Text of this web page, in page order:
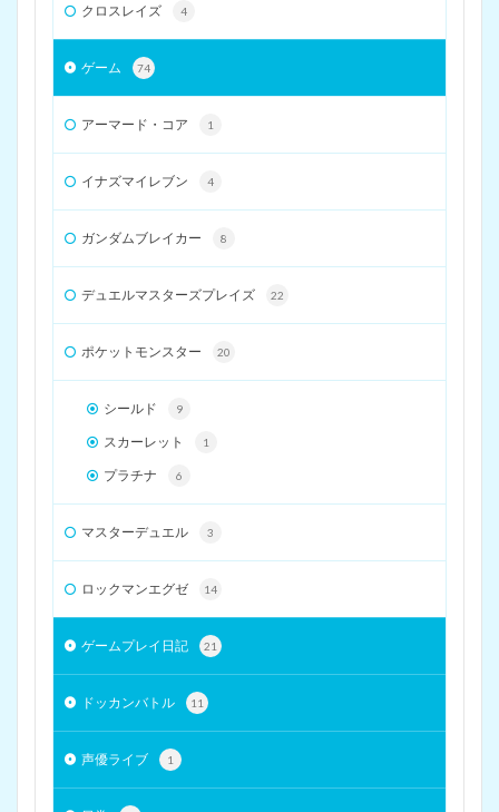
クロスレイズ 4
ゲーム 74
アーマード・コア 1
イナズマイレブン 4
ガンダムブレイカー 8
デュエルマスターズプレイズ 22
ポケットモンスター 20
シールド 9
スカーレット 1
プラチナ 6
マスターデュエル 3
ロックマンエグゼ 14
ゲームプレイ日記 21
ドッカンバトル 11
声優ライブ 1